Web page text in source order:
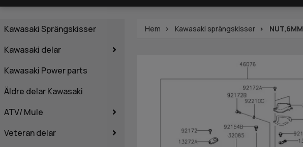
Kawasaki Sprängskisser
Kawasaki delar
Kawasaki Power parts
Äldre delar Kawasaki
ATV/ Mule
Veteran delar
Hem Kawasaki sprängskisser NUT,6MM